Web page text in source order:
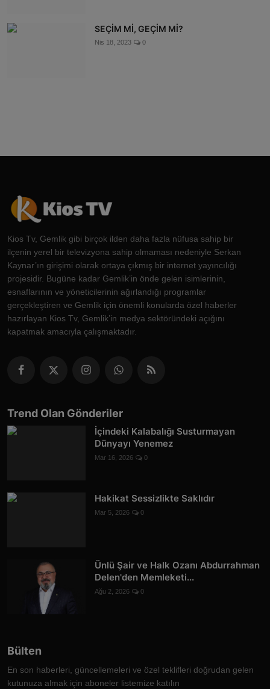
SEÇİM Mİ, GEÇİM Mİ?
Nis 18, 2023 0
Kios Tv, Gemlik gibi birçok ilden daha fazla nüfusa sahip bir
ilçenin yerel bir televizyona sahip olmaması nedeniyle Serkan
Kaynar’ın girişimi olarak ortaya çıkmış bir internet yayıncılığı
projesidir. Bugüne kadar Gemlik’in önde gelen isimlerinin,
esnaflarının ve yöneticilerinin ağırlandığı programlar
gerçekleştiren ve Gemlik için önemli konularda özel haberler
hazırlayan Kios Tv, Gemlik’in medya sektöründeki açığını
kapatmak amacıyla çalışmaktadır.
Trend Olan Gönderiler
İçindeki Kalabalığı Susturmayan
Dünyayı Yenemez
Mar 16, 2026 0
Hakikat Sessizlikte Saklıdır
Mar 5, 2026 0
Ünlü Şair ve Halk Ozanı Abdurrahman
Delen'den Memleketi...
Ağu 2, 2026 0
Bülten
En son haberleri, güncellemeleri ve özel teklifleri doğrudan gelen
kutunuza almak için aboneler listemize katılın